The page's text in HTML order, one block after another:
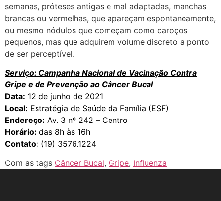
semanas, próteses antigas e mal adaptadas, manchas
brancas ou vermelhas, que apareçam espontaneamente,
ou mesmo nódulos que começam como caroços
pequenos, mas que adquirem volume discreto a ponto
de ser perceptível.
Serviço: Campanha Nacional de Vacinação Contra
Gripe e de Prevenção ao Câncer Bucal
Data: 12 de junho de 2021
Local: Estratégia de Saúde da Família (ESF)
Endereço: Av. 3 nº 242 – Centro
Horário: das 8h às 16h
Contato: (19) 3576.1224
Com as tags Câncer Bucal, Gripe, Influenza